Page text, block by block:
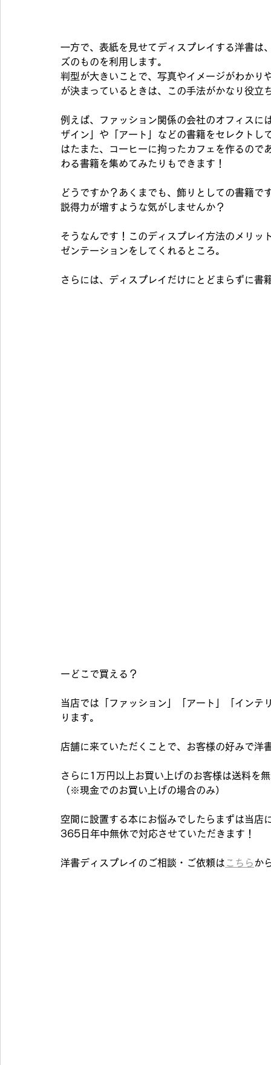
一方で、表紙を見せてディスプレイする洋書は
ズのものを利用します。
判型が大きいことで、写真やイメージがわかり
が決まっているときは、この手法がかなり役立
例えば、ファッション関係の会社のオフィスに
ザイン」や「アート」などの書籍をセレクトし
はたまた、コーヒーに拘ったカフェを作るので
わる書籍を集めてみたりもできます！
どうですか？ あくまでも、飾りとしての書籍で
説得力が増すような気がしませんか？
そうなんです！このディスプレイ方法のメリッ
ゼンテーションをしてくれる ところ。
さらには、ディスプレイだけにとどまらずに書
ーどこで買える？
当店では「ファッション」「アート」「インテ
ります。
店舗に来ていただくことで、お客様の好みで洋
さらに1万円以上お買い上げのお客様は送料を
（※現金でのお買い上げの場合のみ）
空間に設置する本にお悩みでしたらまずは当店
365日年中無休で対応させていただきます！
洋書ディスプレイのご相談・ご依頼は こちら か